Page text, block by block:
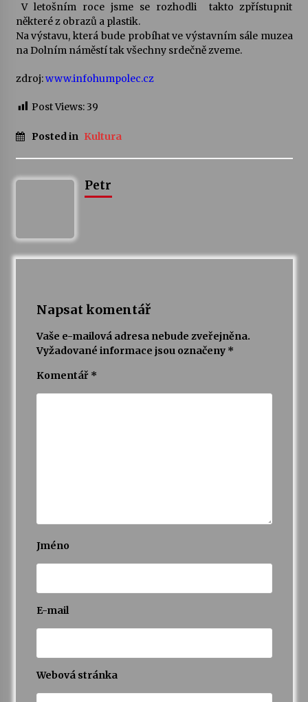
14. 7. 2026
Za kulturou kousek za Humpolec. V Želivě ožije
13. 7. 2026
Petr Adamec – Malovaný svět
30. 6. 2026
V letošním roce jsme se rozhodli takto zpřístupnit
některé z obrazů a plastik.
Na výstavu, která bude probíhat ve výstavním sále muzea
na Dolním náměstí tak všechny srdečně zveme.
zdroj:www.infohumpolec.cz
Post Views:39
Posted in Kultura
Petr
Napsat komentář
Vaše e-mailová adresa nebude zveřejněna.
Vyžadované informace jsou označeny *
Komentář *
Jméno
E-mail
Webová stránka